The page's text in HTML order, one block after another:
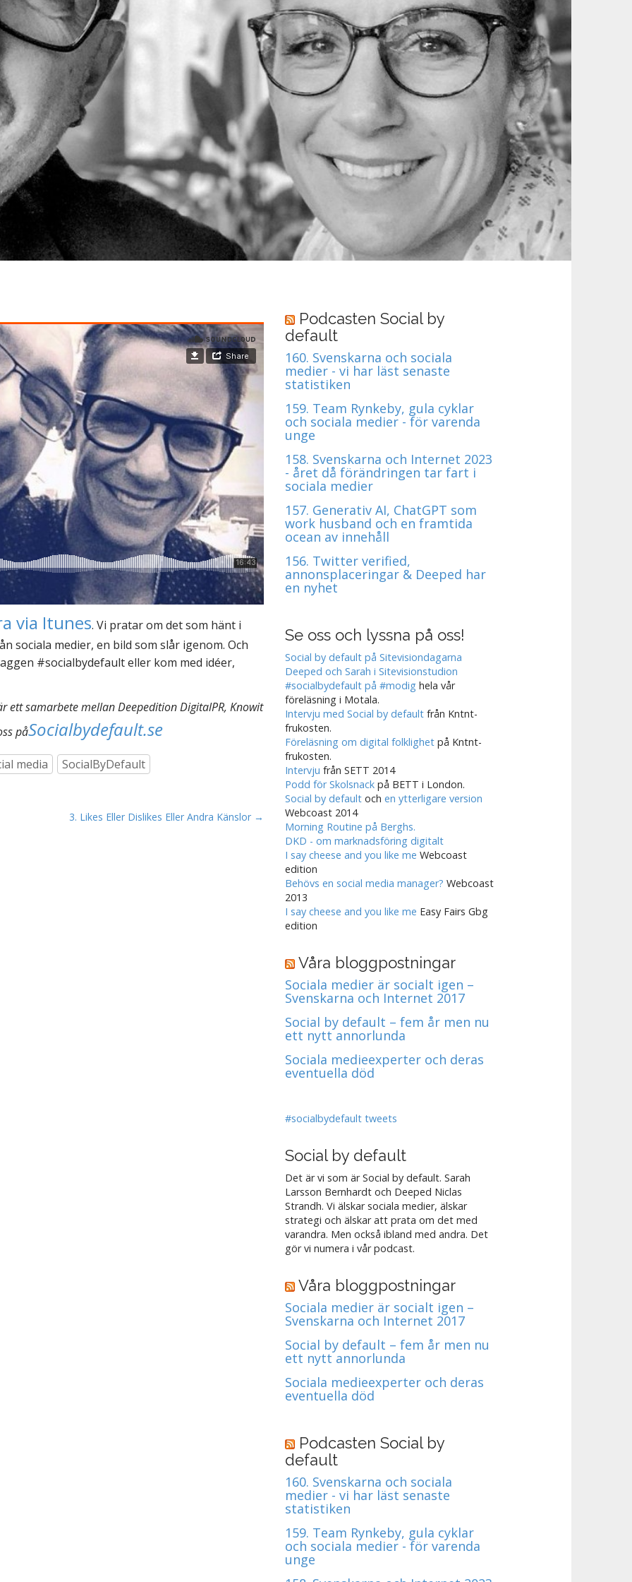
via Itunes. Vi pratar om det som hänt i
sociala medier, en bild som slår igenom. Och
#socialbydefault eller kom med idéer,
ett samarbete mellan Deepedition DigitalPR, Knowit
påSocialbydefault.se
media SocialByDefault
3. Likes Eller Dislikes Eller Andra Känslor →
Podcasten Social by
default
160. Svenskarna och sociala
medier - vi har läst senaste
statistiken
159. Team Rynkeby, gula cyklar
och sociala medier - för varenda
unge
158. Svenskarna och Internet 2023
- året då förändringen tar fart i
sociala medier
157. Generativ AI, ChatGPT som
work husband och en framtida
ocean av innehåll
156. Twitter verified,
annonsplaceringar & Deeped har
en nyhet
Se oss och lyssna på oss!
Social by default på Sitevisiondagarna
Deeped och Sarah i Sitevisionstudion
#socialbydefault på #modig hela vår
föreläsning i Motala.
Intervju med Social by default från Kntnt-
frukosten.
Föreläsning om digital folklighet på Kntnt-
frukosten.
Intervju från SETT 2014
Podd för Skolsnack på BETT i London.
Social by default ochen ytterligare version
Webcoast 2014
Morning Routine på Berghs.
DKD - om marknadsföring digitalt
I say cheese and you like me Webcoast
edition
Behövs en social media manager? Webcoast
2013
I say cheese and you like me Easy Fairs Gbg
edition
Våra bloggpostningar
Sociala medier är socialt igen –
Svenskarna och Internet 2017
Social by default – fem år men nu
ett nytt annorlunda
Sociala medieexperter och deras
eventuella död
#socialbydefault tweets
Social by default
Det är vi som är Social by default. Sarah
Larsson Bernhardt och Deeped Niclas
Strandh. Vi älskar sociala medier, älskar
strategi och älskar att prata om det med
varandra. Men också ibland med andra. Det
gör vi numera i vår podcast.
Våra bloggpostningar
Sociala medier är socialt igen –
Svenskarna och Internet 2017
Social by default – fem år men nu
ett nytt annorlunda
Sociala medieexperter och deras
eventuella död
Podcasten Social by
default
160. Svenskarna och sociala
medier - vi har läst senaste
statistiken
159. Team Rynkeby, gula cyklar
och sociala medier - för varenda
unge